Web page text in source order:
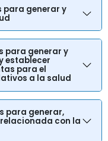
para generar y
para generar y
establecer
para el
a la salud
para generar,
con la